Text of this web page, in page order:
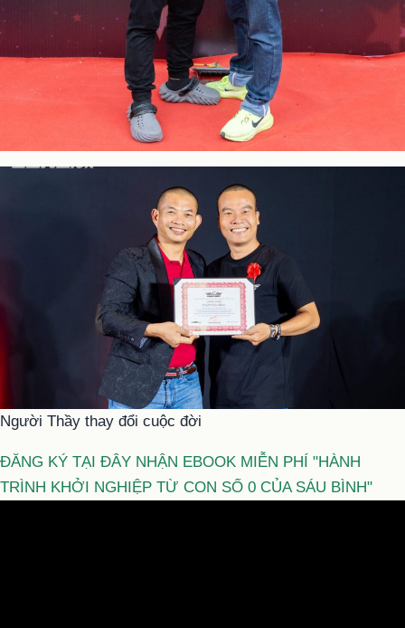
Người Thầy thay đổi cuộc đời
ĐĂNG KÝ TẠI ĐÂY NHẬN EBOOK MIỄN PHÍ "HÀNH
TRÌNH KHỞI NGHIỆP TỪ CON SỐ 0 CỦA SÁU BÌNH"